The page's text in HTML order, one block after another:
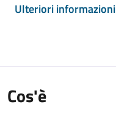
Ulteriori informazioni
Cos'è